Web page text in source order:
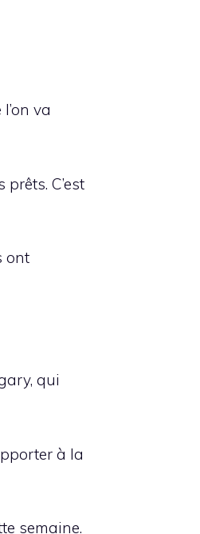
va
C’est
ont
qui
à la
semaine.